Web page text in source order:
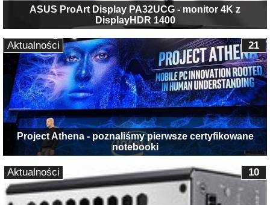
ASUS ProArt Display PA32UCG - monitor 4K z
DisplayHDR 1400
Project Athena - poznaliśmy pierwsze certyfikowane
notebooki
21
Aktualności
10
Aktualności